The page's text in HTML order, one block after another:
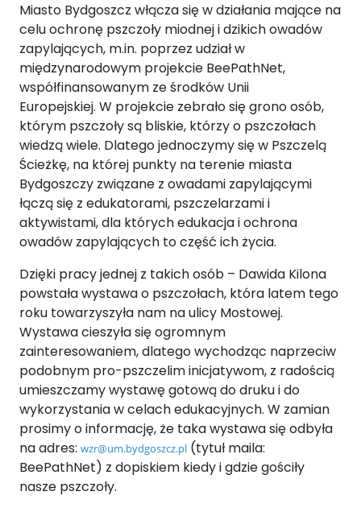
Miasto Bydgoszcz włącza się w działania mające na
celu ochronę pszczoły miodnej i dzikich owadów
zapylających, m.in. poprzez udział w
międzynarodowym projekcie BeePathNet,
współfinansowanym ze środków Unii
Europejskiej. W projekcie zebrało się grono osób,
którym pszczoły są bliskie, którzy o pszczołach
wiedzą wiele. Dlatego jednoczymy się w Pszczelą
Ścieżkę, na której punkty na terenie miasta
Bydgoszczy związane z owadami zapylającymi
łączą się z edukatorami, pszczelarzami i
aktywistami, dla których edukacja i ochrona
owadów zapylających to część ich życia.
Dzięki pracy jednej z takich osób – Dawida Kilona
powstała wystawa o pszczołach, która latem tego
roku towarzyszyła nam na ulicy Mostowej.
Wystawa cieszyła się ogromnym
zainteresowaniem, dlatego wychodząc naprzeciw
podobnym pro-pszczelim inicjatywom, z radością
umieszczamy wystawę gotową do druku i do
wykorzystania w celach edukacyjnych. W zamian
prosimy o informację, że taka wystawa się odbyła
na adres: wzr@um.bydgoszcz.pl (tytuł maila:
BeePathNet) z dopiskiem kiedy i gdzie gościły
nasze pszczoły.